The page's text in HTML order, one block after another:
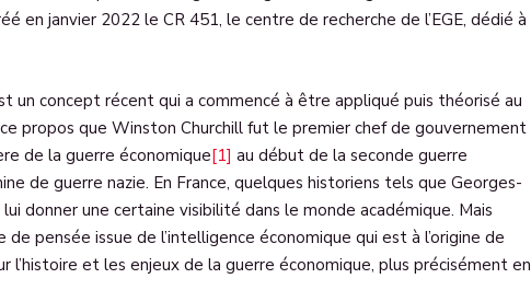
en janvier 2022 le CR 451, le centre de recherche de l’EGE, dédié à
un concept récent qui a commencé à être appliqué puis théorisé au
propos que Winston Churchill fut le premier chef de gouvernement
de la guerre économique[1] au début de la seconde guerre
de guerre nazie. En France, quelques historiens tels que Georges-
donner une certaine visibilité dans le monde académique. Mais
de pensée issue de l’intelligence économique qui est à l’origine de
l’histoire et les enjeux de la guerre économique, plus précisément en